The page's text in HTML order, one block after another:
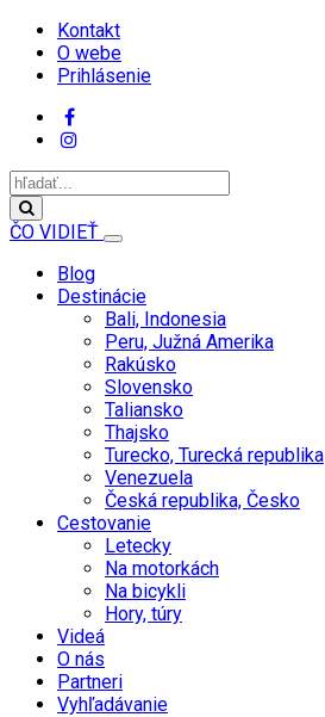
Kontakt
O webe
Prihlásenie
ČO VIDIEŤ
Blog
Destinácie
Bali, Indonesia
Peru, Južná Amerika
Rakúsko
Slovensko
Taliansko
Thajsko
Turecko, Turecká republika
Venezuela
Česká republika, Česko
Cestovanie
Letecky
Na motorkách
Na bicykli
Hory, túry
Videá
O nás
Partneri
Vyhľadávanie